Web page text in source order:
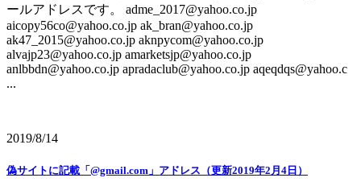
ールアドレスです。 adme_2017@yahoo.co.jp
aicopy56co@yahoo.co.jp ak_bran@yahoo.co.jp
ak47_2015@yahoo.co.jp aknpycom@yahoo.co.jp
alvajp23@yahoo.co.jp amarketsjp@yahoo.co.jp
anlbbdn@yahoo.co.jp apradaclub@yahoo.co.jp aqeqdqs@yahoo.c
...
2019/8/14
偽サイトに記載「@gmail.com」アドレス（更新2019年2月4日）